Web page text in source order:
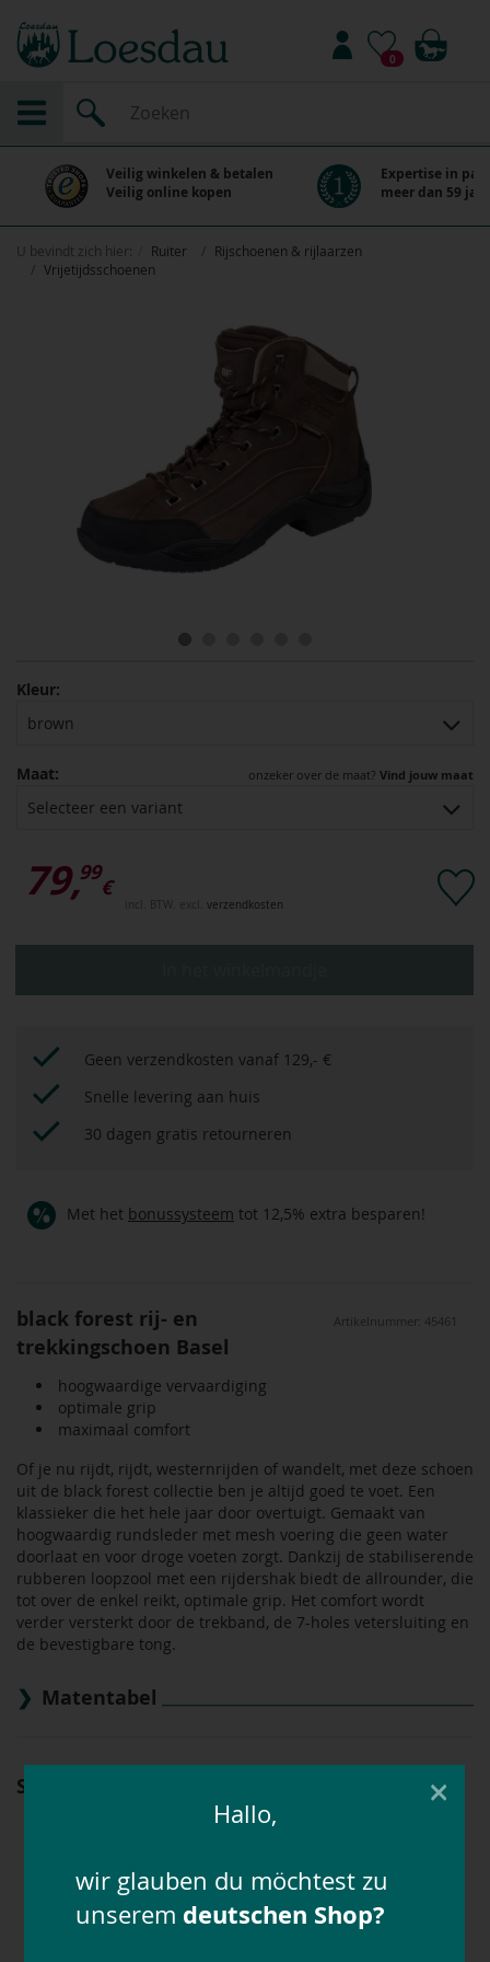
0
Veilig winkelen & betalen
Veilig online kopen
Expertise in
meer dan 59
U bevindt zich hier: Ruiter
Rijschoenen & rijlaarzen
Vrijetijdsschoenen
Kleur:
brown
Maat: onzeker over de maat? Vind jouw maat
Selecteer een variant
79,99
€
incl. BTW. excl. verzendkosten
Geen verzendkosten vanaf 129,- €
Snelle levering aan huis
30 dagen gratis retourneren
Met het bonussysteem tot 12,5% extra besparen!
black forest rij- en
trekkingschoen Basel
Artikelnummer: 45461
hoogwaardige vervaardiging
optimale grip
maximaal comfort
Of je nu rijdt, rijdt, westernrijden of wandelt, met deze schoen
uit de black forest collectie ben je altijd goed te voet. Een
klassieker die het hele jaar door overtuigt. Gemaakt van
hoogwaardig rundsleder met mesh voering die geen water
doorlaat en voor droge voeten zorgt. Dankzij de stabiliserende
rubberen loopzool met een rijdershak biedt de allrounder, die
tot over de enkel reikt, optimale grip. Het comfort wordt
verder versterkt door de trekband, de 7-holes vetersluiting en
de bevestigbare tong.
Matentabel
Schoenmaat meten en omrekenen ×
Hallo,
wir glauben du möchtest zu
unserem deutschen Shop?